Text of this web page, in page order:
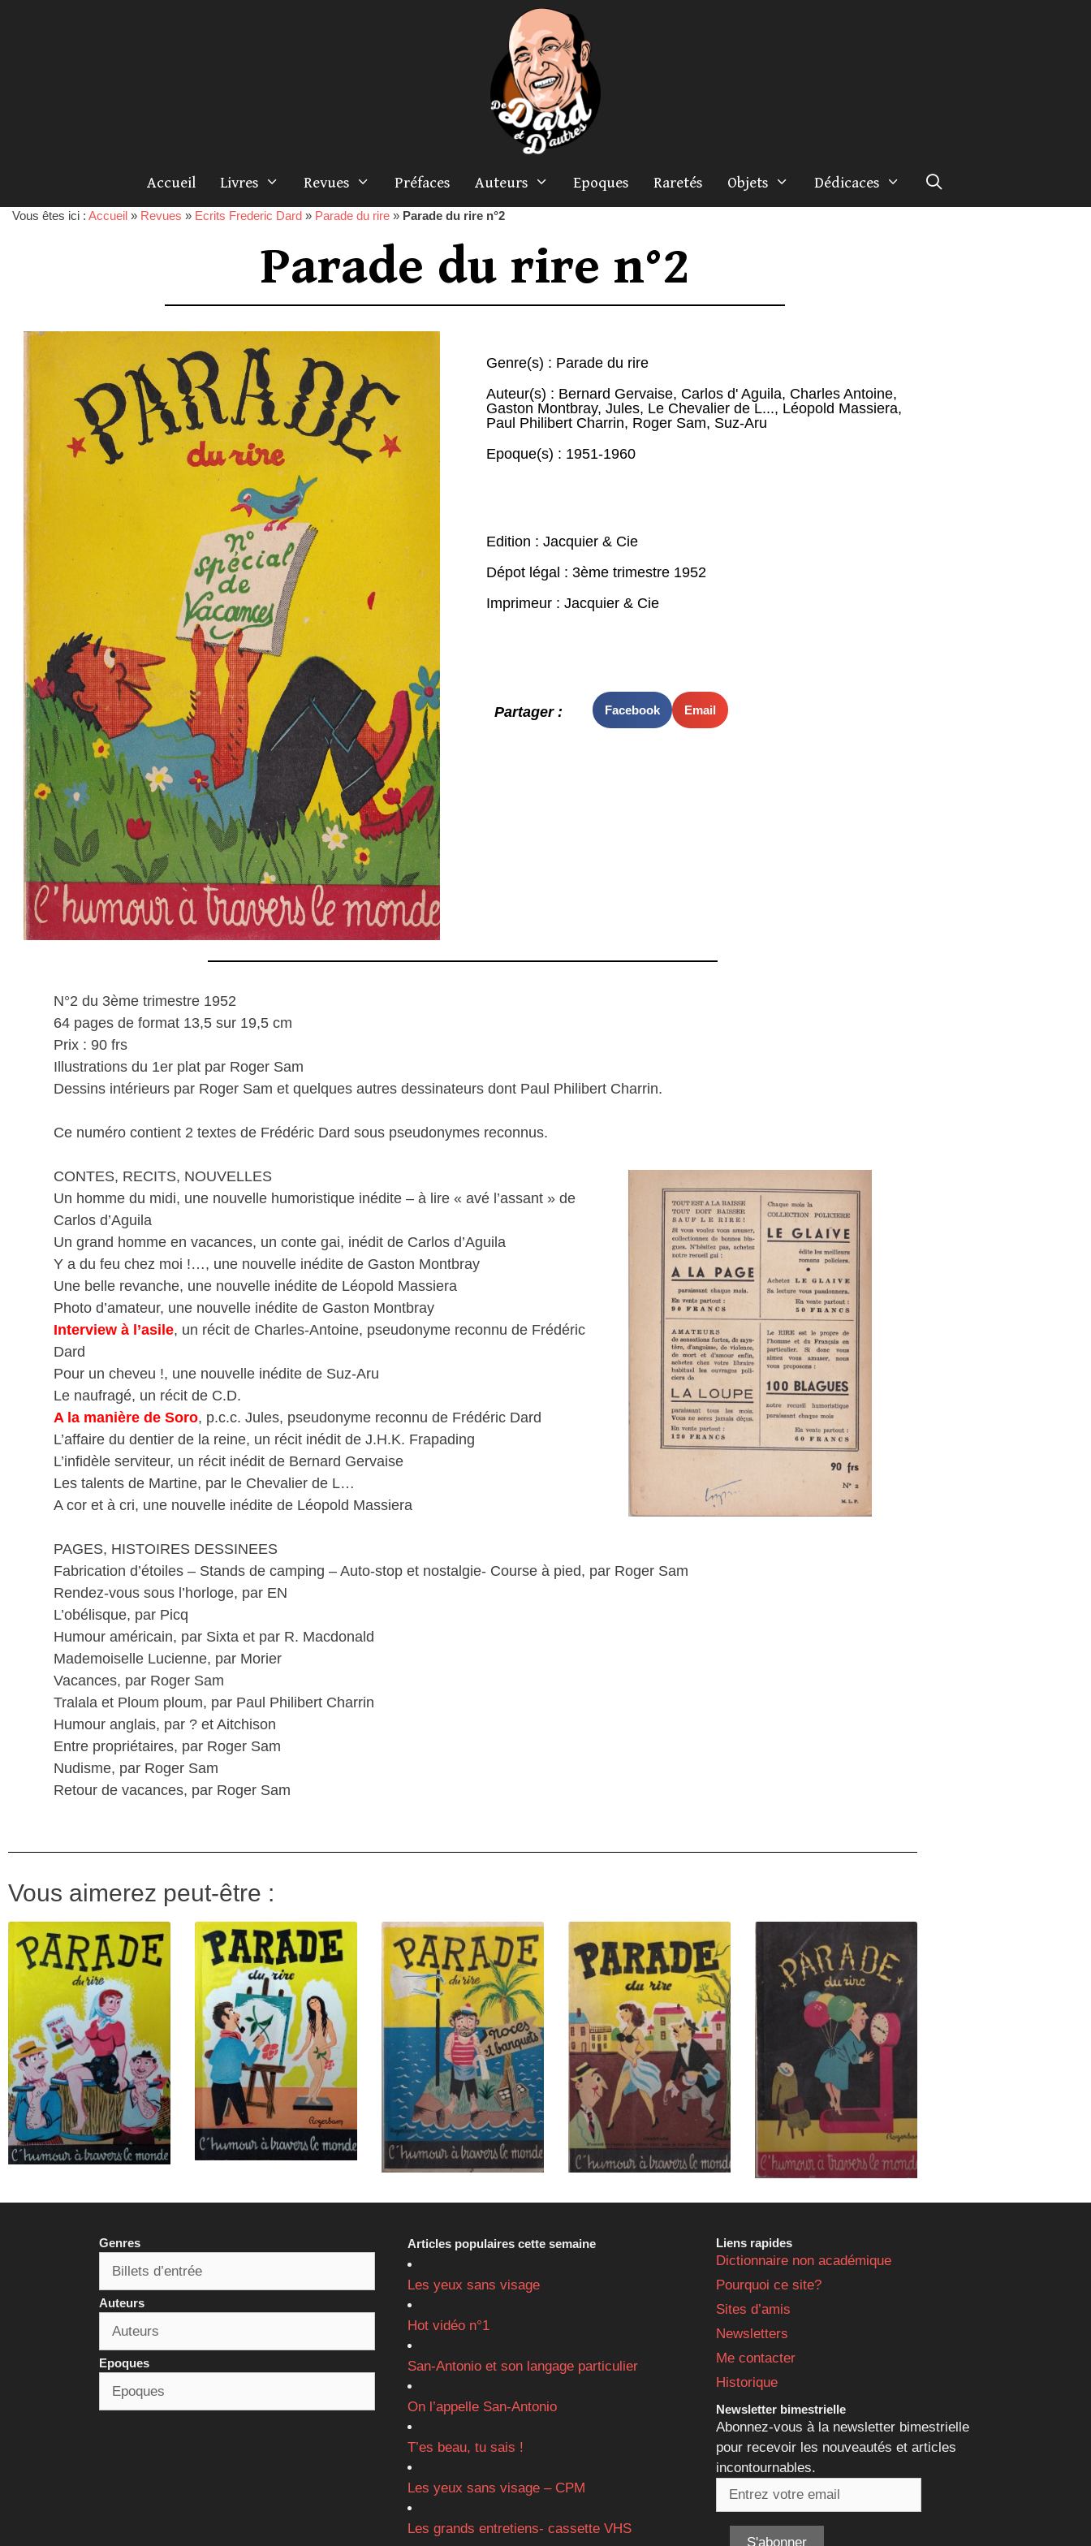
Accueil Livres Revues Préfaces Auteurs Epoques Raretés Objets Dédicaces
Vous êtes ici : Accueil » Revues » Ecrits Frederic Dard » Parade du rire » Parade du rire n°2
Parade du rire n°2
Genre(s) : Parade du rire
Auteur(s) : Bernard Gervaise, Carlos d' Aguila, Charles Antoine,
Gaston Montbray, Jules, Le Chevalier de L..., Léopold Massiera,
Paul Philibert Charrin, Roger Sam, Suz-Aru
Epoque(s) : 1951-1960
Edition : Jacquier & Cie
Dépot légal : 3ème trimestre 1952
Imprimeur : Jacquier & Cie
Partager : Facebook Email
N°2 du 3ème trimestre 1952
64 pages de format 13,5 sur 19,5 cm
Prix : 90 frs
Illustrations du 1er plat par Roger Sam
Dessins intérieurs par Roger Sam et quelques autres dessinateurs dont Paul Philibert Charrin.
Ce numéro contient 2 textes de Frédéric Dard sous pseudonymes reconnus.
CONTES, RECITS, NOUVELLES
Un homme du midi, une nouvelle humoristique inédite – à lire « avé l’assant » de
Carlos d’Aguila
Un grand homme en vacances, un conte gai, inédit de Carlos d’Aguila
Y a du feu chez moi !…, une nouvelle inédite de Gaston Montbray
Une belle revanche, une nouvelle inédite de Léopold Massiera
Photo d’amateur, une nouvelle inédite de Gaston Montbray
Interview à l’asile, un récit de Charles-Antoine, pseudonyme reconnu de Frédéric
Dard
Pour un cheveu !, une nouvelle inédite de Suz-Aru
Le naufragé, un récit de C.D.
A la manière de Soro, p.c.c. Jules, pseudonyme reconnu de Frédéric Dard
L’affaire du dentier de la reine, un récit inédit de J.H.K. Frapading
L’infidèle serviteur, un récit inédit de Bernard Gervaise
Les talents de Martine, par le Chevalier de L…
A cor et à cri, une nouvelle inédite de Léopold Massiera
PAGES, HISTOIRES DESSINEES
Fabrication d’étoiles – Stands de camping – Auto-stop et nostalgie- Course à pied, par Roger Sam
Rendez-vous sous l’horloge, par EN
L’obélisque, par Picq
Humour américain, par Sixta et par R. Macdonald
Mademoiselle Lucienne, par Morier
Vacances, par Roger Sam
Tralala et Ploum ploum, par Paul Philibert Charrin
Humour anglais, par ? et Aitchison
Entre propriétaires, par Roger Sam
Nudisme, par Roger Sam
Retour de vacances, par Roger Sam
Vous aimerez peut-être :
Genres
Auteurs
Epoques
Articles populaires cette semaine
Les yeux sans visage
Hot vidéo n°1
San-Antonio et son langage particulier
On l’appelle San-Antonio
T’es beau, tu sais !
Les yeux sans visage – CPM
Les grands entretiens- cassette VHS
Liens rapides
Dictionnaire non académique
Pourquoi ce site?
Sites d’amis
Newsletters
Me contacter
Historique
Newsletter bimestrielle
Abonnez-vous à la newsletter bimestrielle
pour recevoir les nouveautés et articles
incontournables.